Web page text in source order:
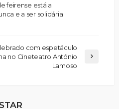
feirense está a
e a ser solidária
com espetáculo
no Cineteatro António
Lamoso